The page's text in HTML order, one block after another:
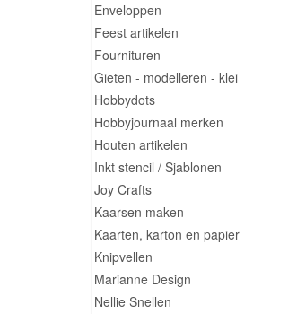
Enveloppen
Feest artikelen
Fournituren
Gieten - modelleren - klei
Hobbydots
Hobbyjournaal merken
Houten artikelen
Inkt stencil / Sjablonen
Joy Crafts
Kaarsen maken
Kaarten, karton en papier
Knipvellen
Marianne Design
Nellie Snellen